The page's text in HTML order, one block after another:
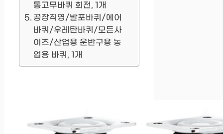
통고무바퀴 회전, 1개
공장직영/발포바퀴/에어
바퀴/우레탄바퀴/모든사
이즈/산업용 운반구용 농
업용 바퀴, 1개